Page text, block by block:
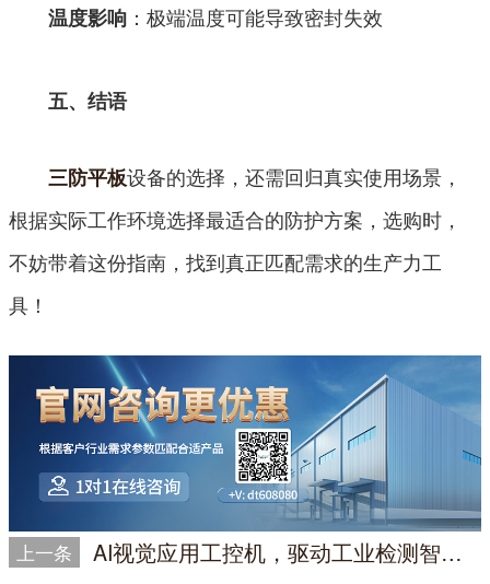
温度影响 ：极端温度可能导致密封失效
五、结语
三防平板设备的选择，还需回归真实使用场景，
根据实际工作环境选择最适合的防护方案，选购时，
不妨带着这份指南，找到真正匹配需求的生产力工
具！
上一条 AI视觉应用工控机，驱动工业检测智能化升级